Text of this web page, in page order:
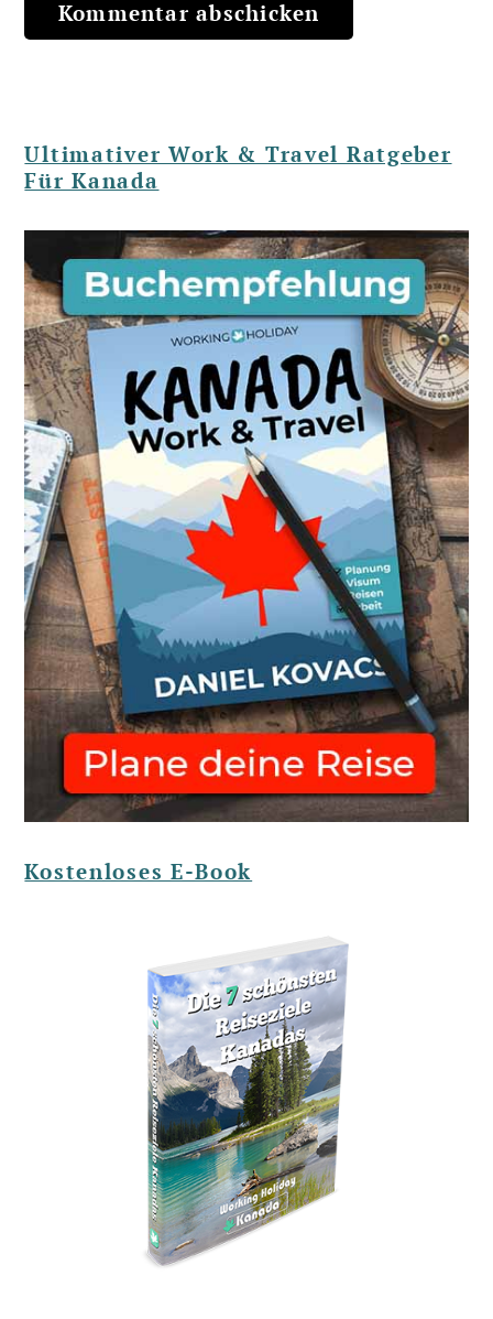
Ultimativer Work & Travel Ratgeber
Für Kanada
Kostenloses E-Book